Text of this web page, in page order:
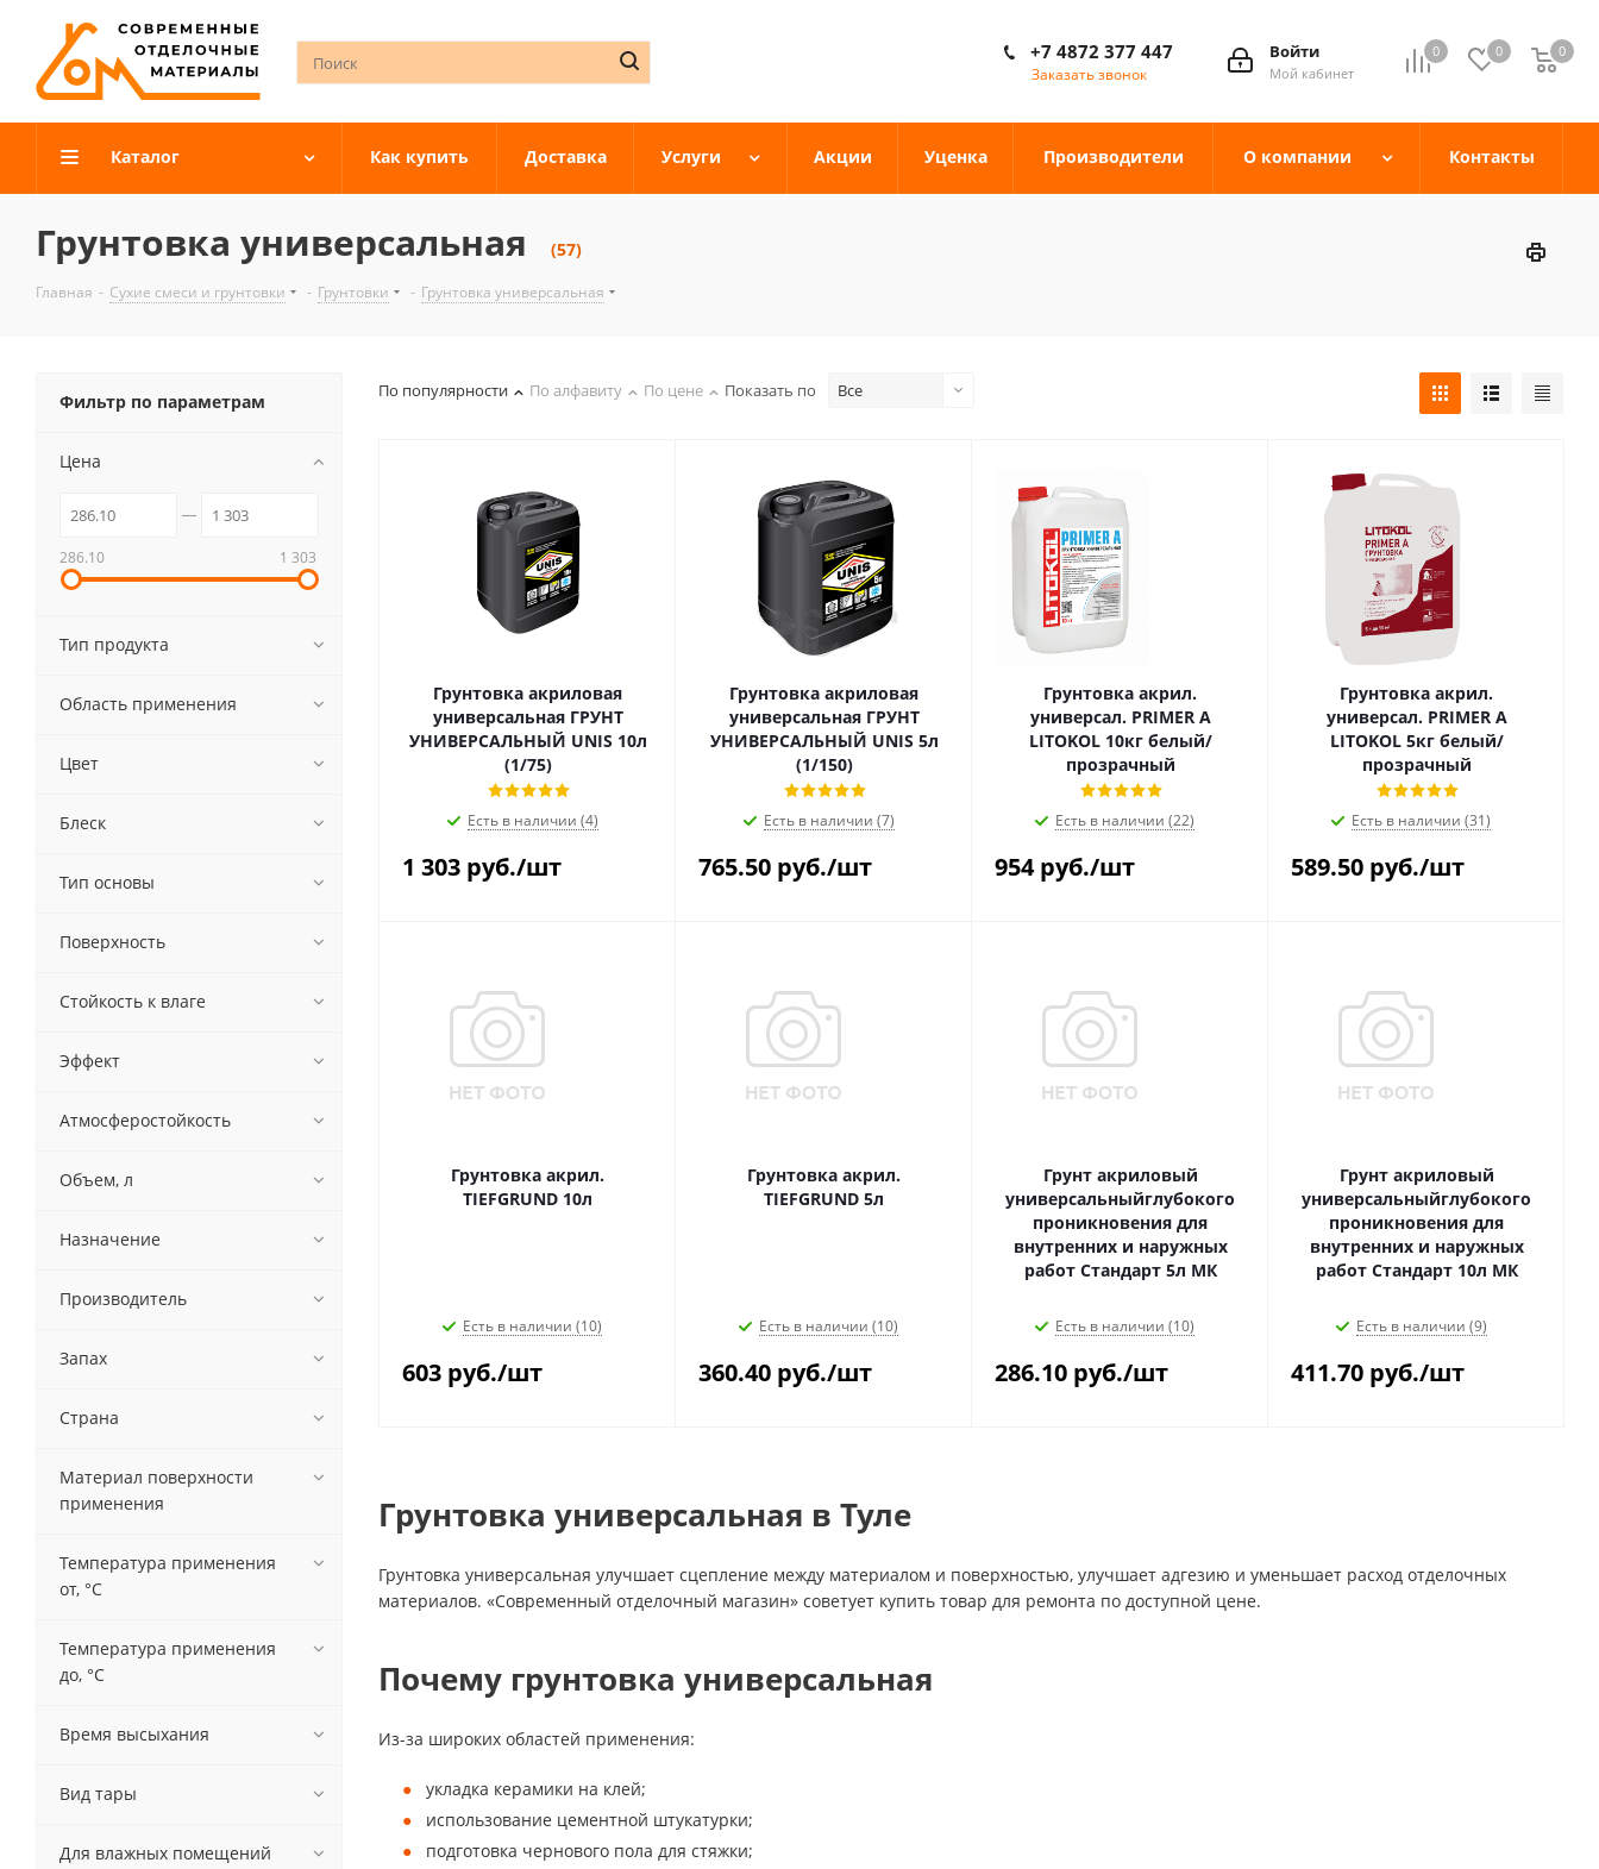
0 0 0
Войти
Мой кабинет
+7 4872 377 447
Заказать звонок
Каталог Как купить Доставка Услуги Акции Уценка Производители О компании Контакты
Грунтовка универсальная (57)
Главная - Сухие смеси и грунтовки - Грунтовки - Грунтовка универсальная
По популярности По алфавиту По цене Показать по Все
Грунтовка акриловая
универсальная ГРУНТ
УНИВЕРСАЛЬНЫЙ UNIS 10л
(1/75)
Есть в наличии (4)
1 303 руб./шт
Грунтовка акриловая
универсальная ГРУНТ
УНИВЕРСАЛЬНЫЙ UNIS 5л
(1/150)
Есть в наличии (7)
765.50 руб./шт
Грунтовка акрил.
универсал. PRIMER A
LITOKOL 10кг белый/
прозрачный
Есть в наличии (22)
954руб./шт
Грунтовка акрил.
универсал. PRIMER A
LITOKOL 5кг белый/
прозрачный
Есть в наличии (31)
589.50 руб./шт
Грунтовка акрил.
TIEFGRUND 10л
Есть в наличии (10)
603 руб./шт
Грунтовка акрил.
TIEFGRUND 5л
Есть в наличии (10)
360.40 руб./шт
Грунт акриловый
универсальныйглубокого
проникновения для
внутренних и наружных
работ Стандарт 5л МК
Есть в наличии (10)
286.10 руб./шт
Грунт акриловый
универсальныйглубокого
проникновения для
внутренних и наружных
работ Стандарт 10л МК
Есть в наличии (9)
411.70 руб./шт
Грунтовка универсальная в Туле
Грунтовка универсальная улучшает сцепление между материалом и поверхностью, улучшает адгезию и уменьшает расход отделочных
материалов. «Современный отделочный магазин» советует купить товар для ремонта по доступной цене.
Почему грунтовка универсальная
Из-за широких областей применения:
укладка керамики на клей;
использование цементной штукатурки;
подготовка чернового пола для стяжки;
Фильтр по параметрам
Цена
286.10 1 303
Тип продукта
Область применения
Цвет
Блеск
Тип основы
Поверхность
Стойкость к влаге
Эффект
Атмосферостойкость
Объем, л
Назначение
Производитель
Запах
Страна
Материал поверхности
применения
Температура применения
от, °С
Температура применения
до, °С
Время высыхания
Вид тары
Для влажных помещений